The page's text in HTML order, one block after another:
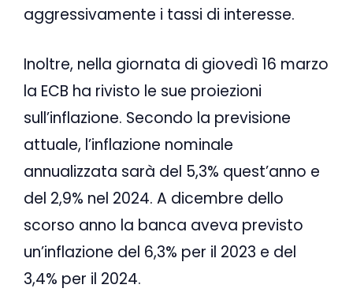
aggressivamente i tassi di interesse.
Inoltre, nella giornata di giovedì 16 marzo
la ECB ha rivisto le sue proiezioni
sull’inflazione. Secondo la previsione
attuale, l’inflazione nominale
annualizzata sarà del 5,3% quest’anno e
del 2,9% nel 2024. A dicembre dello
scorso anno la banca aveva previsto
un’inflazione del 6,3% per il 2023 e del
3,4% per il 2024.